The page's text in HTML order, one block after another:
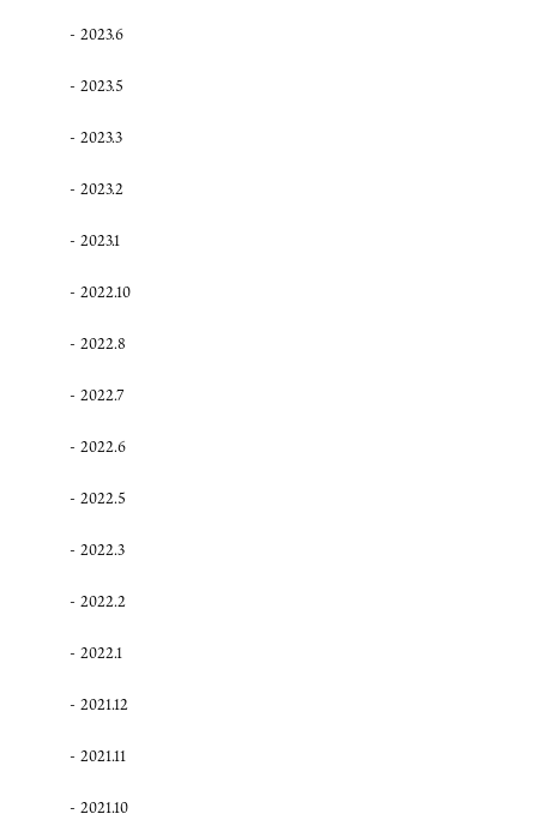
2023.6
2023.5
2023.3
2023.2
2023.1
2022.10
2022.8
2022.7
2022.6
2022.5
2022.3
2022.2
2022.1
2021.12
2021.11
2021.10